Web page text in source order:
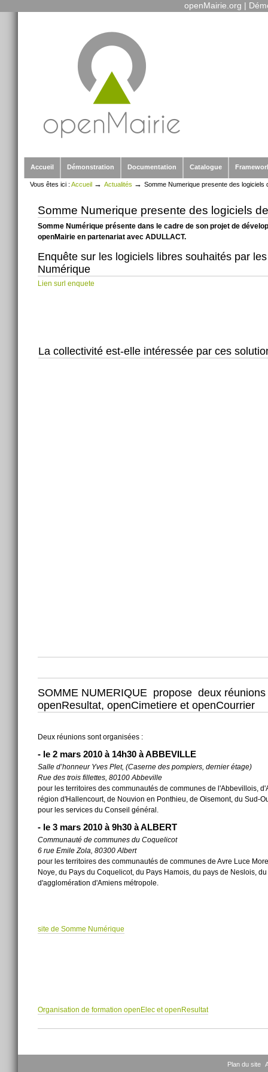
openMairie.org |
Accueil
Démonstration Documentation Catalogue
Vous êtes ici : Accueil → Actualités → Somme Numerique presente des logiciels
Somme Numerique presente des logiciels
Somme Numérique présente dans le cadre de son projet de
openMairie en partenariat avec ADULLACT.
Enquête sur les logiciels libres souhaités par
Numérique
Lien surl enquete
La collectivité est-elle intéressée par ces
SOMME NUMERIQUE propose deux
openResultat, openCimetiere et openCourrier
Deux réunions sont organisées :
- le 2 mars 2010 à 14h30 à ABBEVILLE
Salle d’honneur Yves Plet, (Caserne des pompiers, dernier étage)
Rue des trois fillettes, 80100 Abbeville
pour les territoires des communautés de communes de l'Abbevillois,
région d'Hallencourt, de Nouvion en Ponthieu, de Oisemont, du Sud-
pour les services du Conseil général.
- le 3 mars 2010 à 9h30 à ALBERT
Communauté de communes du Coquelicot
6 rue Emile Zola, 80300 Albert
pour les territoires des communautés de communes de Avre Luce
Noye, du Pays du Coquelicot, du Pays Hamois, du pays de Neslois,
d'agglomération d'Amiens métropole.
site de Somme Numérique
Organisation de formation openElec et openResultat
document
Plan du site